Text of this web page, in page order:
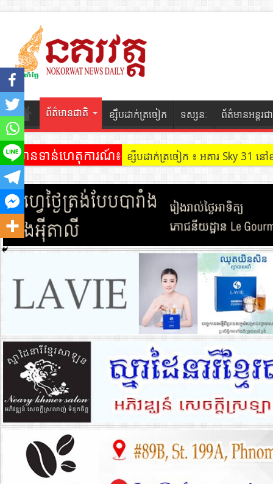
ព័ត៌មានជាតិ ខ្សឹបដាក់ត្រចៀក ទស្សនៈ ព័ត៌មានអន្តរជ
ព័ត៌មានទាន់ហេតុការណ៍៖ ខ្សឹបដាក់ត្រចៀក ៖ អគារ Sky 31